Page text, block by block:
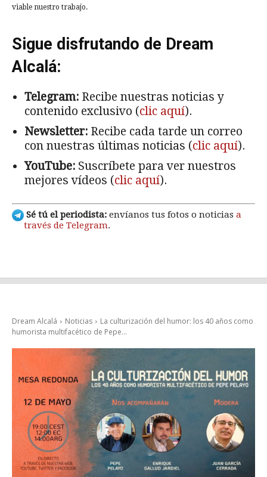
viable nuestro trabajo.
Sigue disfrutando de Dream
Alcalá:
Telegram: Recibe nuestras noticias y
contenido exclusivo (clic aquí).
Newsletter: Recibe cada tarde un correo
con nuestras últimas noticias (clic aquí).
YouTube: Suscríbete para ver nuestros
mejores vídeos (clic aquí).
Sé tú el periodista: envíanos tus fotos o noticias a
través de Telegram.